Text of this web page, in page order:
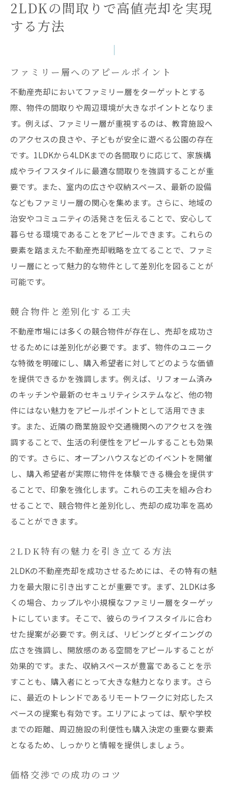
2LDKの間取りで高値売却を実現
する方法
ファミリー層へのアピールポイント
不動産売却においてファミリー層をターゲットとする
際、物件の間取りや周辺環境が大きなポイントとなりま
す。例えば、ファミリー層が重視するのは、教育施設へ
のアクセスの良さや、子どもが安全に遊べる公園の存在
です。1LDKから4LDKまでの各間取りに応じて、家族構
成やライフスタイルに最適な間取りを強調することが重
要です。また、室内の広さや収納スペース、最新の設備
などもファミリー層の関心を集めます。さらに、地域の
治安やコミュニティの活発さを伝えることで、安心して
暮らせる環境であることをアピールできます。これらの
要素を踏まえた不動産売却戦略を立てることで、ファミ
リー層にとって魅力的な物件として差別化を図ることが
可能です。
競合物件と差別化する工夫
不動産市場には多くの競合物件が存在し、売却を成功さ
せるためには差別化が必要です。まず、物件のユニーク
な特徴を明確にし、購入希望者に対してどのような価値
を提供できるかを強調します。例えば、リフォーム済み
のキッチンや最新のセキュリティシステムなど、他の物
件にはない魅力をアピールポイントとして活用できま
す。また、近隣の商業施設や交通機関へのアクセスを強
調することで、生活の利便性をアピールすることも効果
的です。さらに、オープンハウスなどのイベントを開催
し、購入希望者が実際に物件を体験できる機会を提供す
ることで、印象を強化します。これらの工夫を組み合わ
せることで、競合物件と差別化し、売却の成功率を高め
ることができます。
2LDK特有の魅力を引き立てる方法
2LDKの不動産売却を成功させるためには、その特有の魅
力を最大限に引き出すことが重要です。まず、2LDKは多
くの場合、カップルや小規模なファミリー層をターゲッ
トにしています。そこで、彼らのライフスタイルに合わ
せた提案が必要です。例えば、リビングとダイニングの
広さを強調し、開放感のある空間をアピールすることが
効果的です。また、収納スペースが豊富であることを示
すことも、購入者にとって大きな魅力となります。さら
に、最近のトレンドであるリモートワークに対応したス
ペースの提案も有効です。エリアによっては、駅や学校
までの距離、周辺施設の利便性も購入決定の重要な要素
となるため、しっかりと情報を提供しましょう。
価格交渉での成功のコツ